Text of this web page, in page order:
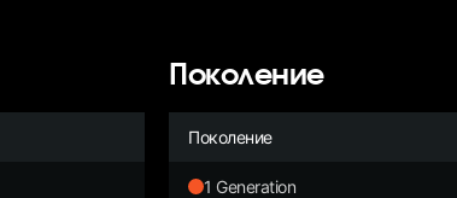
Поколение
Поколение
1 Generation